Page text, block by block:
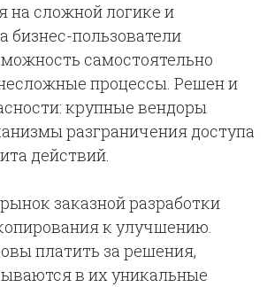
на сложной логике и
бизнес-пользователи
самостоятельно
процессы. Решен и
крупные вендоры
разграничения доступа
действий.
заказной разработки
к улучшению.
платить за решения,
в их уникальные